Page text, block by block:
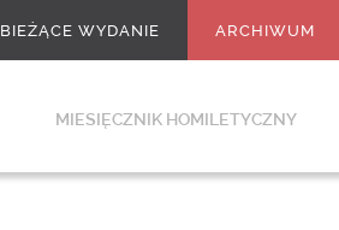
BIEŻĄCE WYDANIE ARCHIWUM
MIESIĘCZNIK HOMILETYCZNY